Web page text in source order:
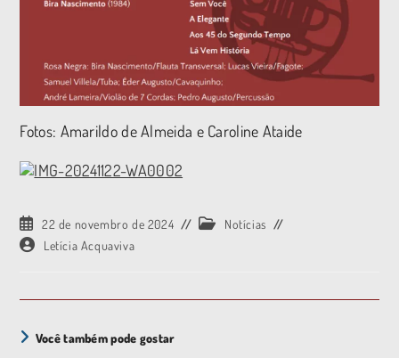
Fotos: Amarildo de Almeida e Caroline Ataide
22 de novembro de 2024
Notícias
Letícia Acquaviva
Você também pode gostar